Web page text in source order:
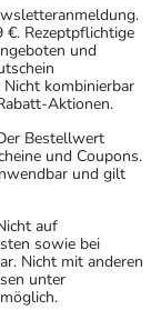
Rezeptpflichtige
und
kombinierbar
Aktionen.
Bestellwert
und Coupons.
und gilt
auf
sowie bei
Nicht mit anderen
unter